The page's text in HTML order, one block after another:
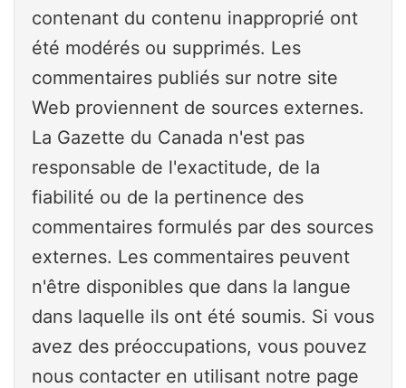
contenant du contenu inapproprié ont
été modérés ou supprimés. Les
commentaires publiés sur notre site
Web proviennent de sources externes.
La Gazette du Canada n'est pas
responsable de l'exactitude, de la
fiabilité ou de la pertinence des
commentaires formulés par des sources
externes. Les commentaires peuvent
n'être disponibles que dans la langue
dans laquelle ils ont été soumis. Si vous
avez des préoccupations, vous pouvez
nous contacter en utilisant notre page